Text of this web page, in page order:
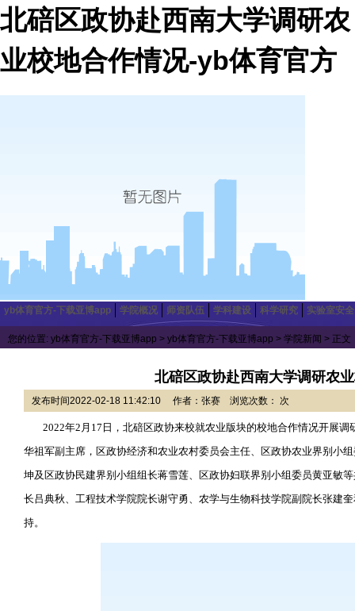
北碚区政协赴西南大学调研农
业校地合作情况-yb体育官方
yb体育官方-下载亚博app 学院概况 师资队伍 学科建设 科学研究 实验室安全
您的位置: yb体育官方-下载亚博app > yb体育官方-下载亚博app > 学院新闻 > 正文
北碚区政协赴西南大学调研农
发布时间2022-02-18 11:42:10 作者：张赛 浏览次数： 次
2022年2 月 17 日，北碚区政协来校就农业版块的校地合作情况开展
华祖军副主席，区政协经济和农业农村委员会主任、区政协农业界别小
坤及区政协民建界别小组组长蒋雪莲、区政协妇联界别小组委员黄亚敏
长吕典秋、工程技术学院院长谢守勇、农学与生物科技学院副院长张建
持。